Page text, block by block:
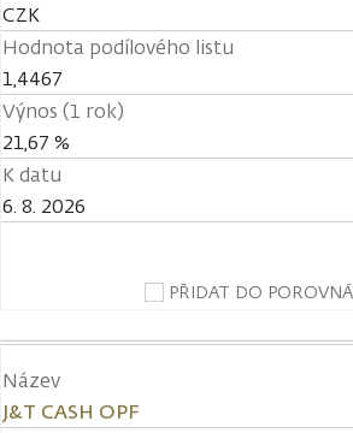
CZK
Hodnota podílového listu
1,4467
Výnos (1 rok)
21,67 %
K datu
6. 8. 2026
PŘIDAT DO
Název
J&T CASH OPF